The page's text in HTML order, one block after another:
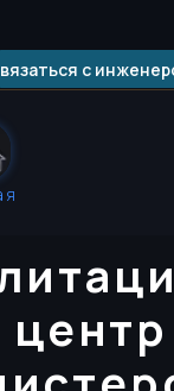
с инженером